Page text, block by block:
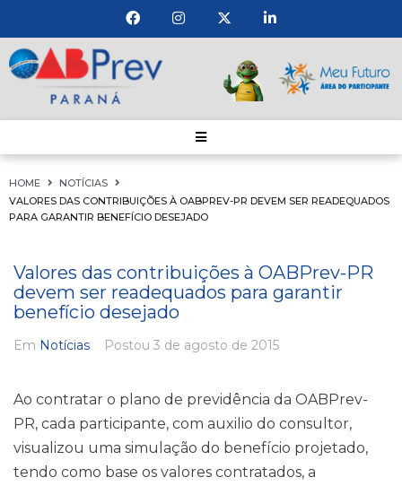
HOME
NOTÍCIAS
VALORES DAS CONTRIBUIÇÕES À OABPREV-PR DEVEM SER READEQUADOS
PARA GARANTIR BENEFÍCIO DESEJADO
Valores das contribuições à OABPrev-PR
devem ser readequados para garantir
benefício desejado
Em Notícias Postou 3 de agosto de 2015
Ao contratar o plano de previdência da OABPrev-
PR, cada participante, com auxilio do consultor,
visualizou uma simulação do benefício projetado,
tendo como base os valores contratados, a